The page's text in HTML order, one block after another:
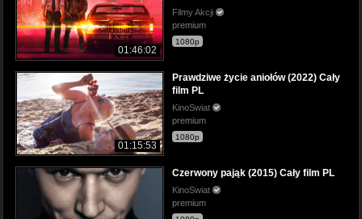
01:46:02
Filmy Akcji
premium
1080p
01:15:53
Prawdziwe życie aniołów (2022) Cały
film PL
KinoSwiat
premium
1080p
Czerwony pająk (2015) Cały film PL
KinoSwiat
premium